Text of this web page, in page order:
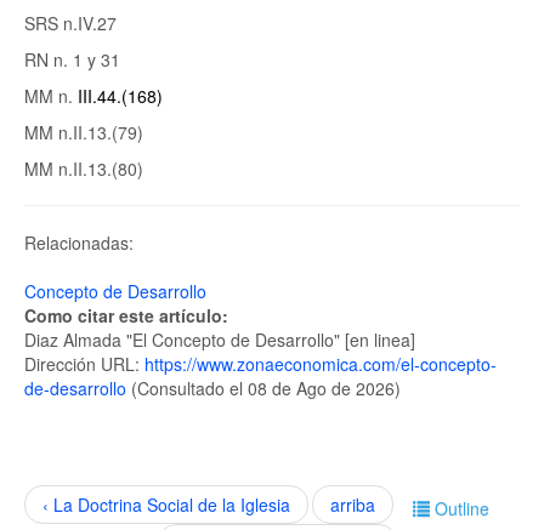
SRS n.IV.27
RN n. 1 y 31
MM n. III.44.(168)
MM n.II.13.(79)
MM n.II.13.(80)
Relacionadas:
Concepto de Desarrollo
Como citar este artículo:
Diaz Almada "El Concepto de Desarrollo" [en linea]
Dirección URL: https://www.zonaeconomica.com/el-concepto-
de-desarrollo (Consultado el 08 de Ago de 2026)
Outline
‹ La Doctrina Social de la Iglesia
arriba